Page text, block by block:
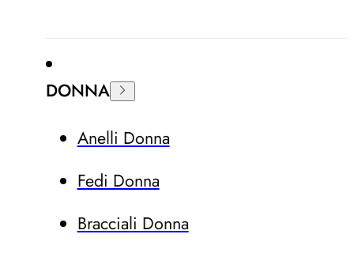
DONNA
Anelli Donna
Fedi Donna
Bracciali Donna